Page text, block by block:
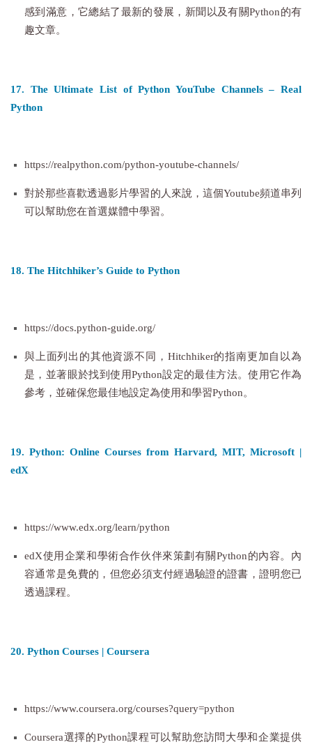
感到滿意，它總結了最新的發展，新聞以及有關Python的有
趣文章。
17. The Ultimate List of Python YouTube Channels – Real
Python
https://realpython.com/python-youtube-channels/
對於那些喜歡透過影片學習的人來說，這個Youtube頻道串列
可以幫助您在首選媒體中學習。
18. The Hitchhiker’s Guide to Python
https://docs.python-guide.org/
與上面列出的其他資源不同，Hitchhiker的指南更加自以為
是，並著眼於找到使用Python設定的最佳方法。使用它作為
參考，並確保您最佳地設定為使用和學習Python。
19. Python: Online Courses from Harvard, MIT, Microsoft |
edX
https://www.edx.org/learn/python
edX使用企業和學術合作伙伴來策劃有關Python的內容。內
容通常是免費的，但您必須支付經過驗證的證書，證明您已
透過課程。
20. Python Courses | Coursera
https://www.coursera.org/courses?query=python
Coursera選擇的Python課程可以幫助您訪問大學和企業提供